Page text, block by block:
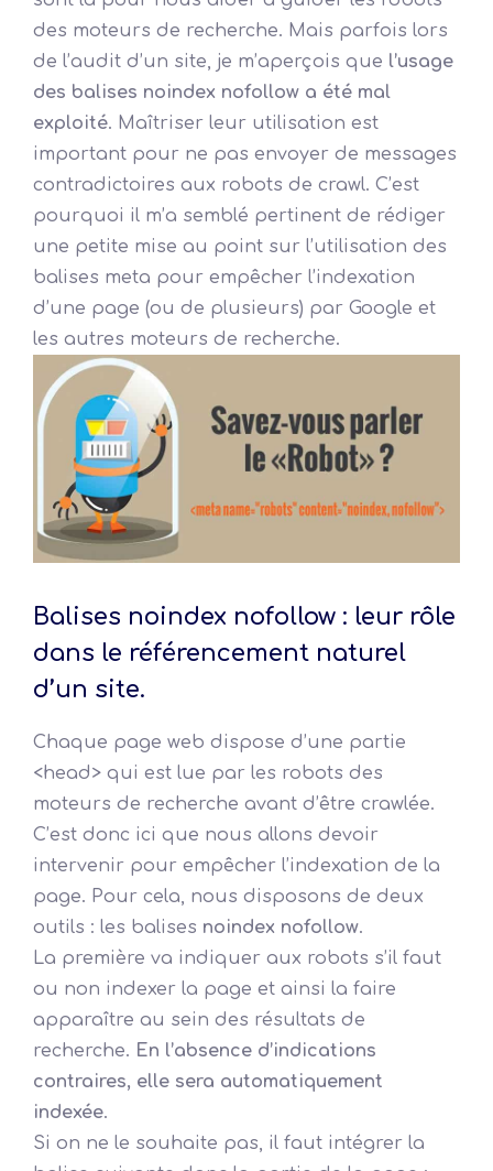
des moteurs de recherche. Mais parfois lors
de l’audit d’un site, je m’aperçois que l’usage
des balises noindex nofollow a été mal
exploité. Maîtriser leur utilisation est
important pour ne pas envoyer de messages
contradictoires aux robots de crawl. C’est
pourquoi il m’a semblé pertinent de rédiger
une petite mise au point sur l’utilisation des
balises meta pour empêcher l’indexation
d’une page (ou de plusieurs) par Google et
les autres moteurs de recherche.
Balises noindex nofollow : leur rôle
dans le référencement naturel
d’un site.
Chaque page web dispose d’une partie
<head> qui est lue par les robots des
moteurs de recherche avant d’être crawlée.
C’est donc ici que nous allons devoir
intervenir pour empêcher l’indexation de la
page. Pour cela, nous disposons de deux
outils : les balises noindex nofollow.
La première va indiquer aux robots s’il faut
ou non indexer la page et ainsi la faire
apparaître au sein des résultats de
recherche. En l’absence d’indications
contraires, elle sera automatiquement
indexée.
Si on ne le souhaite pas, il faut intégrer la